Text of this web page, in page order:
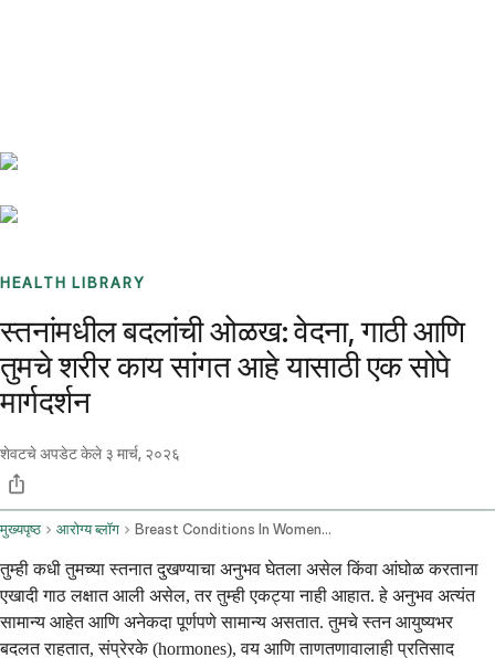
HEALTH LIBRARY
स्तनांमधील बदलांची ओळख: वेदना, गाठी आणि
तुमचे शरीर काय सांगत आहे यासाठी एक सोपे
मार्गदर्शन
शेवटचे अपडेट केले ३ मार्च, २०२६
मुख्यपृष्ठ आरोग्य ब्लॉग Breast Conditions In Women Pain Lumps And When To Seek Help
तुम्ही कधी तुमच्या स्तनात दुखण्याचा अनुभव घेतला असेल किंवा आंघोळ करताना
एखादी गाठ लक्षात आली असेल, तर तुम्ही एकट्या नाही आहात. हे अनुभव अत्यंत
सामान्य आहेत आणि अनेकदा पूर्णपणे सामान्य असतात. तुमचे स्तन आयुष्यभर
बदलत राहतात, संप्रेरके (hormones), वय आणि ताणतणावालाही प्रतिसाद